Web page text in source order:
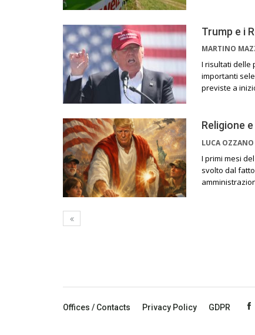
Trump e i
MARTINO
I risultati delle
importanti
previste a
Religione
LUCA OZZANO
I primi mesi
svolto dal
Offices / Contacts Privacy Policy GDPR